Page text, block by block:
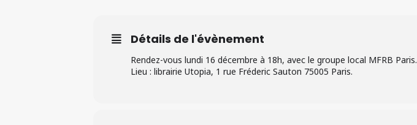
Détails de l'évènement
Rendez-vous lundi 16 décembre à 18h, avec le groupe local MFRB Paris.
Lieu : librairie Utopia, 1 rue Fréderic Sauton 75005 Paris.